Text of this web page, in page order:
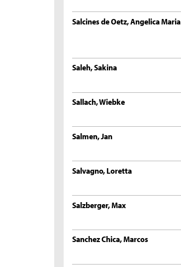
Salcines de Oetz, Angelica Maria
Saleh, Sakina
Sallach, Wiebke
Salmen, Jan
Salvagno, Loretta
Salzberger, Max
Sanchez Chica, Marcos